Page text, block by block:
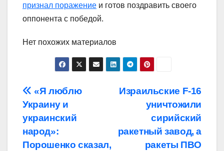
признал поражение и готов поздравить своего
оппонента с победой.
Нет похожих материалов
Навигация
по
записям
Израильские F-16
уничтожили
сирийский
ракетный завод, а
ракеты ПВО
«Я люблю
Украину и
украинский
народ»:
Порошенко сказал,